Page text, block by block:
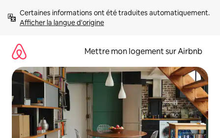
directement
Afficher la langue d'origine
Mettre mon logement sur Airbnb